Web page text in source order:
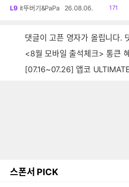
L9 it뚜버기&PaPa 26.08.06.
읽
171
댓글이 고픈 영자가 올립니다.
<8월 모바일 출석체크> 통큰
[07.16~07.26] 앱코 ULTIMATE GX850
스폰서 PICK